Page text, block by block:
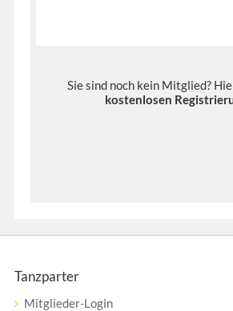
Sie sind noch kein Mitglied?
kostenlosen
Tanzparter
Mitglieder-Login